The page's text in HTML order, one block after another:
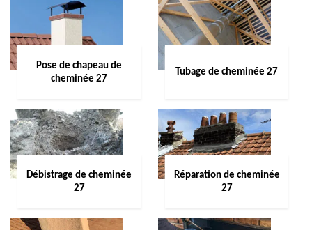
Pose de chapeau de
cheminée 27
Tubage de cheminée 27
Débistrage de cheminée
27
Réparation de cheminée
27